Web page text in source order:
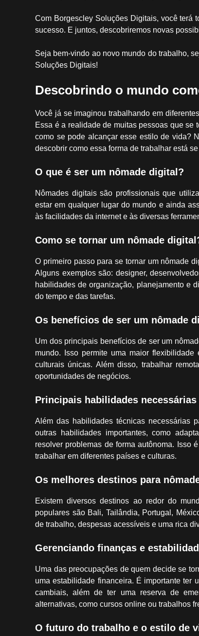
Com Borgescley Soluções Digitais, você terá
sucesso. E juntos, descobriremos novas
Seja bem-vindo ao novo mundo do trabalho,
Soluções Digitais!
Descobrindo o mundo
Você já se imaginou trabalhando em
Essa é a realidade de muitas pessoas que
como se pode alcançar esse estilo de vida?
descobrir como essa forma de trabalhar está
O que é ser um nômade digital?
Nômades digitais são profissionais que
estar em qualquer lugar do mundo e ainda
às facilidades da internet e às diversas
Como se tornar um nômade
O primeiro passo para se tornar um nômade
Alguns exemplos são: designer,
habilidades de organização, planejamento e
do tempo e das tarefas.
Os benefícios de ser um nômade
Um dos principais benefícios de ser um
mundo. Isso permite uma maior
culturais únicas. Além disso, trabalhar
oportunidades de negócios.
Principais habilidades
Além das habilidades técnicas necessárias
outras habilidades importantes, como
resolver problemas de forma autônoma. Isso
trabalhar em diferentes países e culturas.
Os melhores destinos para
Existem diversos destinos ao redor do
populares são Bali, Tailândia, Portugal,
de trabalho, despesas acessíveis e uma rica
Gerenciando finanças e
Uma das preocupações de quem decide se
uma estabilidade financeira. É importante ter
cambiais, além de ter uma reserva de
alternativas, como cursos online ou trabalhos
O futuro do trabalho e o estilo de